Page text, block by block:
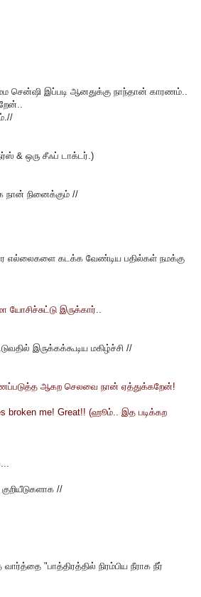
சென்ஷி இப்படி ஆனதுக்கு நாந்தான் காரணம்..
& ஒரு சீஃப் டாக்டர்.)
நான் நினைக்கும் //
எல்லைகளை கடக்க வேண்டிய பதில்கள் நமக்கு
இருக்கார்..
இருக்கக்கூடிய மகிழ்ச்சி //
ஆகற செலவை நான் ஏத்துக்கறேன்!
broken me! Great!! (ஹூம்.. இத படிக்கற
//
"பாத்திரத்தில் நிரம்பிய நீராக நீர்